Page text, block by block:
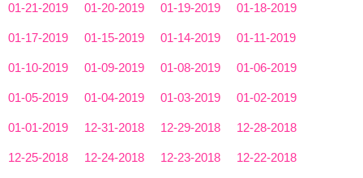
01-21-2019 01-20-2019 01-19-2019 01-18-2019
01-17-2019 01-15-2019 01-14-2019 01-11-2019
01-10-2019 01-09-2019 01-08-2019 01-06-2019
01-05-2019 01-04-2019 01-03-2019 01-02-2019
01-01-2019 12-31-2018 12-29-2018 12-28-2018
12-25-2018 12-24-2018 12-23-2018 12-22-2018